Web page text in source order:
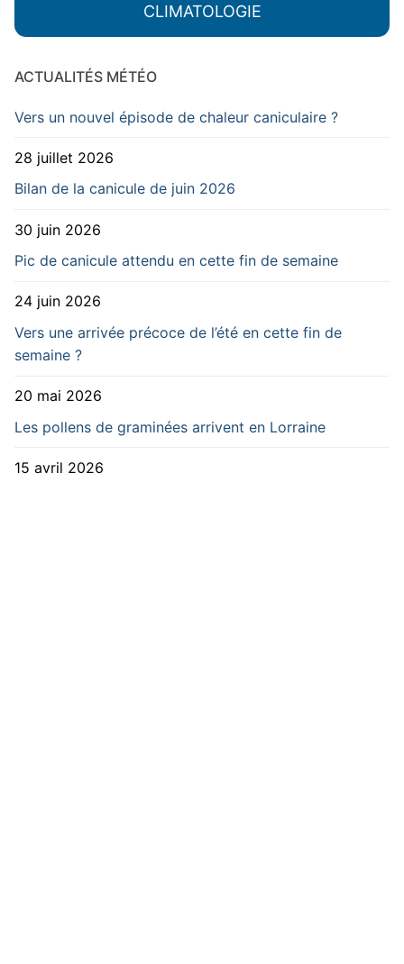
CLIMATOLOGIE
ACTUALITÉS MÉTÉO
Vers un nouvel épisode de chaleur caniculaire ?
28 juillet 2026
Bilan de la canicule de juin 2026
30 juin 2026
Pic de canicule attendu en cette fin de semaine
24 juin 2026
Vers une arrivée précoce de l’été en cette fin de
semaine ?
20 mai 2026
Les pollens de graminées arrivent en Lorraine
15 avril 2026